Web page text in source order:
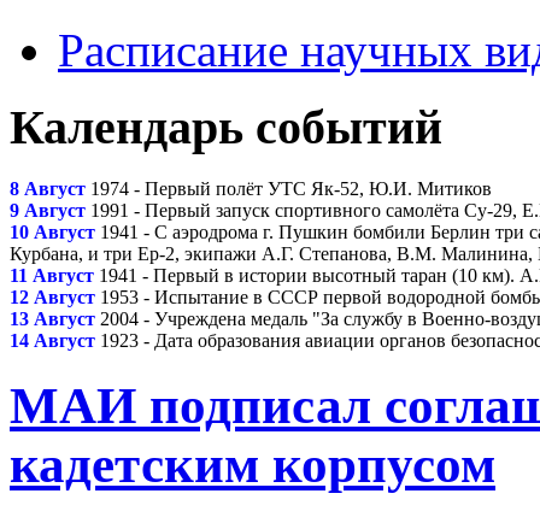
Расписание научных
Календарь событий
8 Август 1974 - Первый полёт УТС Як-52, Ю.И. Митиков
9 Август 1991 - Первый запуск спортивного самолёта Су-29,
10 Август 1941 - С аэродрома г. Пушкин бомбили Берлин
Курбана, и три Ер-2, экипажи А.Г. Степанова, В.М.
11 Август 1941 - Первый в истории высотный таран (10 км).
12 Август 1953 - Испытание в СССР первой водородной
13 Август 2004 - Учреждена медаль "За службу в Военно-
14 Август 1923 - Дата образования авиации органов
МАИ подписал
кадетским корпусом